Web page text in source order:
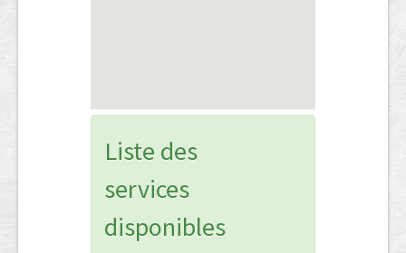
Liste des
services
disponibles